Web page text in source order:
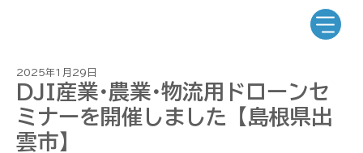
DJI産業･農業･物流用ドローンセ
ミナーを開催しました【島根県出
雲市】
2025年1月29日